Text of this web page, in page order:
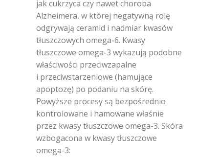
jak cukrzyca czy nawet choroba
Alzheimera, w której negatywną rolę
odgrywają ceramid i nadmiar kwasów
tłuszczowych omega-6. Kwasy
tłuszczowe omega-3 wykazują podobne
właściwości przeciwzapalne
i przeciwstarzeniowe (hamujące
apoptozę) po podaniu na skórę.
Powyższe procesy są bezpośrednio
kontrolowane i hamowane właśnie
przez kwasy tłuszczowe omega-3. Skóra
wzbogacona w kwasy tłuszczowe
omega-3: